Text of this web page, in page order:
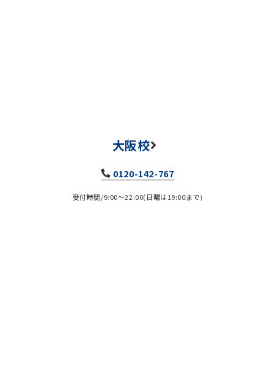
大阪校
0120-142-767
受付時間/9:00～22:00(日曜は19:00まで)